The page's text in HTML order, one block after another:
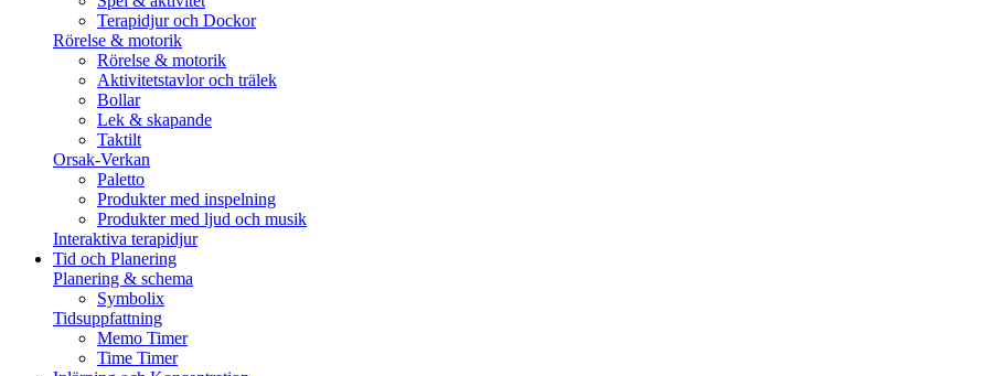
Terapidjur och Dockor
Rörelse & motorik
Rörelse & motorik
Aktivitetstavlor och trälek
Bollar
Lek & skapande
Taktilt
Orsak-Verkan
Paletto
Produkter med inspelning
Produkter med ljud och musik
Interaktiva terapidjur
Tid och Planering
Planering & schema
Symbolix
Tidsuppfattning
Memo Timer
Time Timer